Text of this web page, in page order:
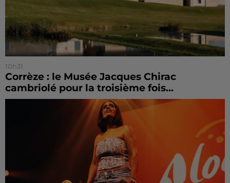
10h31
Corrèze : le Musée Jacques Chirac
cambriolé pour la troisième fois...